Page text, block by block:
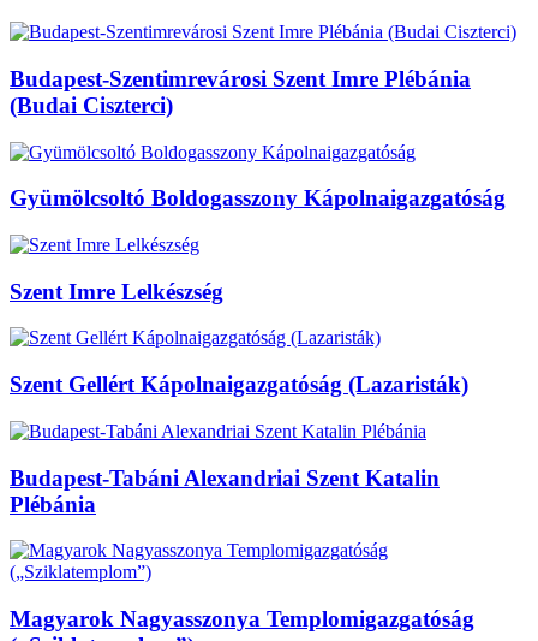
Budapest-Szentimrevárosi Szent Imre Plébánia
(Budai Ciszterci)
Gyümölcsoltó Boldogasszony Kápolnaigazgatóság
Szent Imre Lelkészség
Szent Gellért Kápolnaigazgatóság (Lazaristák)
Budapest-Tabáni Alexandriai Szent Katalin
Plébánia
Magyarok Nagyasszonya Templomigazgatóság